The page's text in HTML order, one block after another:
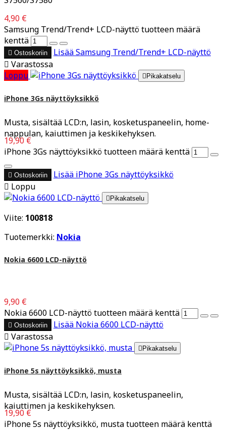
4,90 €
Samsung Trend/Trend+ LCD-näyttö tuotteen määrä
kenttä
 Ostoskoriin LisääSamsung Trend/Trend+ LCD-näyttö
 Varastossa
Loppu
Pikakatselu
iPhone 3Gs näyttöyksikkö
Musta, sisältää LCD:n, lasin, kosketuspaneelin, home-
nappulan, kaiuttimen ja keskikehyksen.
19,90 €
iPhone 3Gs näyttöyksikkö tuotteen määrä kenttä
 Ostoskoriin Lisää iPhone 3Gs näyttöyksikkö
 Loppu
 Pikakatselu
Viite: 100818
Tuotemerkki: Nokia
Nokia 6600 LCD-näyttö
9,90 €
Nokia 6600 LCD-näyttö tuotteen määrä kenttä
 Ostoskoriin Lisää Nokia 6600 LCD-näyttö
 Varastossa
Pikakatselu
iPhone 5s näyttöyksikkö, musta
Musta, sisältää LCD:n, lasin, kosketuspaneelin,
kaiuttimen ja keskikehyksen.
19,90 €
iPhone 5s näyttöyksikkö, musta tuotteen määrä kenttä